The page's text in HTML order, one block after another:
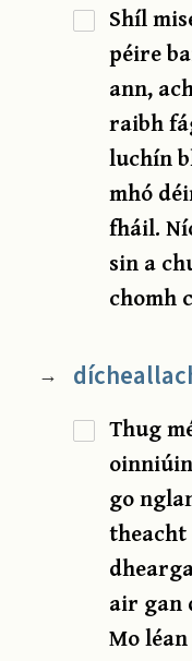
Shíl
péire
ann,
raibh
luchín
mhó
fháil.
sin a
chomh
→
Thug
go
theacht
air gan
Mo